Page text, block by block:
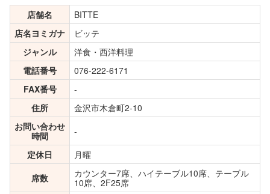
店舗名
BITTE
店名ヨミガナ
ビッテ
ジャンル
洋食・西洋料理
電話番号
076-222-6171
FAX番号
-
住所
金沢市木倉町2-10
お問い合わせ
時間
-
定休日
月曜
席数
カウンター7席、ハイテーブル10席、テーブル
10席、2F25席